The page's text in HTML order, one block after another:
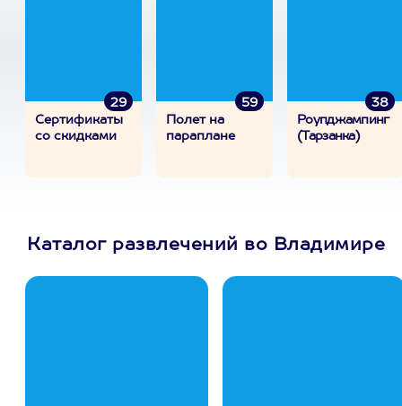
29
Сертификаты
со скидками
59
Полет на
параплане
38
Роупджампинг
(Тарзанка)
Каталог развлечений во Владимире